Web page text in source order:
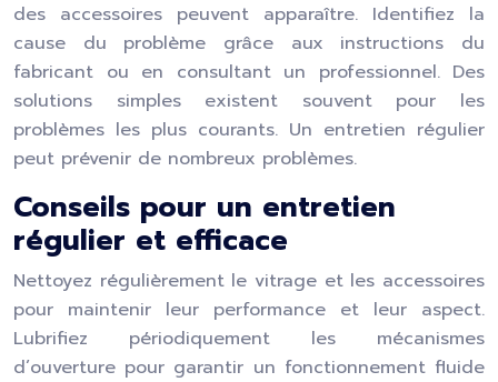
des accessoires peuvent apparaître. Identifiez la
cause du problème grâce aux instructions du
fabricant ou en consultant un professionnel. Des
solutions simples existent souvent pour les
problèmes les plus courants. Un entretien régulier
peut prévenir de nombreux problèmes.
Conseils pour un entretien
régulier et efficace
Nettoyez régulièrement le vitrage et les accessoires
pour maintenir leur performance et leur aspect.
Lubrifiez périodiquement les mécanismes
d’ouverture pour garantir un fonctionnement fluide